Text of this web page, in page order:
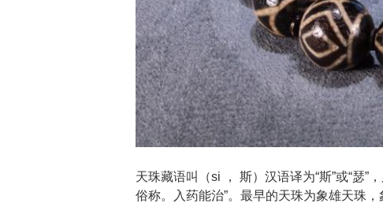
天珠藏语叫（si ， 斯）汉语译为“斯”或“瑟”
俗称。入药能治”。最早的天珠为象雄天珠